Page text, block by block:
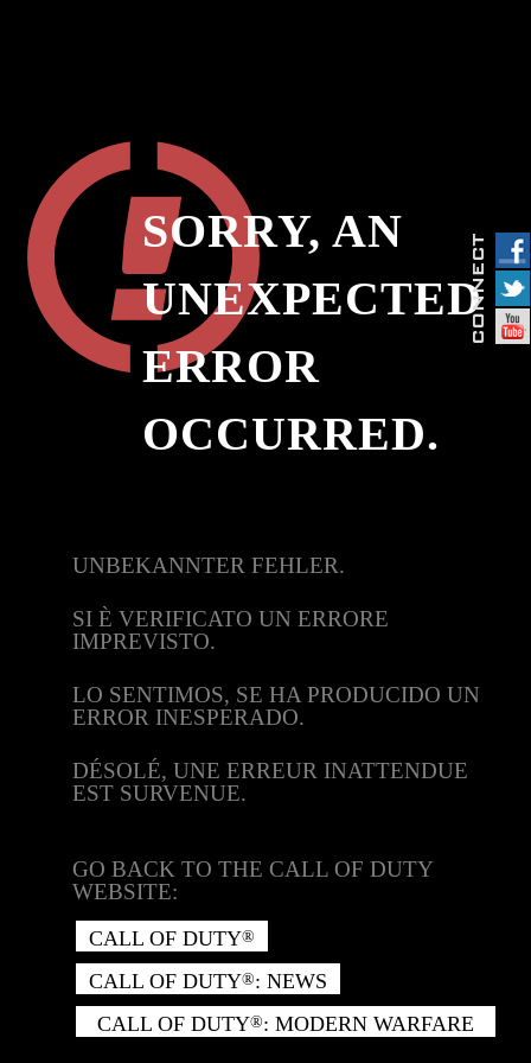
SORRY, AN
UNEXPECTED
ERROR
OCCURRED.
UNBEKANNTER FEHLER.
SI È VERIFICATO UN ERRORE
IMPREVISTO.
LO SENTIMOS, SE HA PRODUCIDO UN
ERROR INESPERADO.
DÉSOLÉ, UNE ERREUR INATTENDUE
EST SURVENUE.
GO BACK TO THE CALL OF DUTY
WEBSITE:
CALL OF DUTY®
CALL OF DUTY®: NEWS
CALL OF DUTY®: MODERN WARFARE